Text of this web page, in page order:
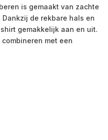
is gemaakt van zachte
de rekbare hals en
gemakkelijk aan en uit.
met een